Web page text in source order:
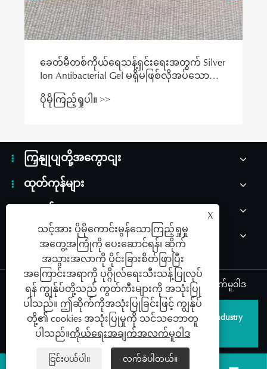
ခေတ်မီတစ်ကိုယ်ရေသန့်ရှင်းရေးအတွက် Silver
Ion Antibacterial Gel မရှိမဖြစ်လိုအပ်သော
ပိုမိုကြည့်ရှုပါ။ >>
ကြှနျုပျတို့အကွောငျး
ထုတ်ကုန်များ
သတင်း
ကြှနျုပျတို့ကိုဆကျသှယျရနျ
Links | Sitemap | RSS | XML | ကိုယ်ရေးအချက်အလက်မူဝါဒ
မူပိုင်ခွင့် © 2026 Qingdao SAILDAR Medical Device Industry
Development Co., Ltd. All rights reserved.
X
သင့်အား ပိုမိုကောင်းမွန်သောကြည့်ရှုမှု
အတွေ့အကြုံကို ပေးဆောင်ရန်၊ ဆိုက်
အသွားအလာကို ပိုင်းခြားစိတ်ဖြာပြီး
အကြောင်းအရာကို ပုဂ္ဂိုလ်ရေးသီးသန့်ပြုလုပ်
ရန် ကျွန်ုပ်တို့သည် ကွတ်ကီးများကို အသုံးပြု
ပါသည်။ ဤဆိုက်ကိုအသုံးပြုခြင်းဖြင့် ကျွန်ုပ်
တို့၏ cookies အသုံးပြုမှုကို သင်သဘောတူ
ပါသည်။ကိုယ်ရေးအချက်အလက်မူဝါဒ
ငြင်းပယ်ပါ။ လက်ခံပါတယ်။